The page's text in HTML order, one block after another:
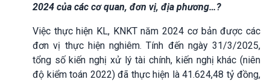
2024 của các cơ quan, đơn vị, địa phương…?
Việc thực hiện KL, KNKT năm 2024 cơ bản được các
đơn vị thực hiện nghiêm. Tính đến ngày 31/3/2025,
tổng số kiến nghị xử lý tài chính, kiến nghị khác (niên
độ kiểm toán 2022) đã thực hiện là 41.624,48 tỷ đồng,